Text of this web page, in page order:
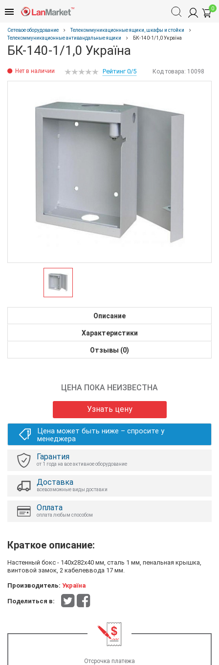
0
Сетевое оборудование
Телекоммуникационные ящики, шкафы и стойки
Телекоммуникационные антивандальные ящики
БК-140-1/1,0 Україна
БК-140-1/1,0 Україна
Нет в наличии Код товара: 10098
Рейтинг 0/5
Описание
Характеристики
Отзывы (0)
ЦЕНА ПОКА НЕИЗВЕСТНА
Узнать цену
Цена может быть ниже – спросите у
менеджера
Гарантия
от 1 года на все активное оборудование
Доставка
всевозможные виды доставки
Оплата
оплата любым способом
Краткое описание:
Настенный бокс - 140х282х40 мм, сталь 1 мм, пенальная крышка,
винтовой замок, 2 кабелеввода 17 мм.
Производитель: Україна
Поделиться в:
Отсрочка платежа